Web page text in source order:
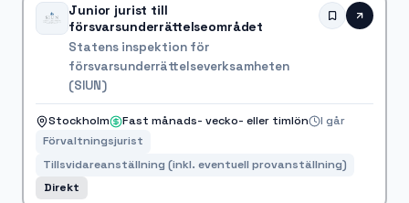
Junior jurist till
försvarsunderrättelseområdet
Statens inspektion för
försvarsunderrättelseverksamheten
(SIUN)
Stockholm Fast månads- vecko- eller timlön
I går
Förvaltningsjurist
Tillsvidareanställning (inkl. eventuell provanställning)
Direkt